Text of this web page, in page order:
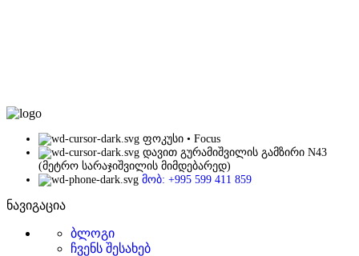
ფოკუსი • Focus
დავით გურამიშვილის გამზირი N43
(მეტრო სარაჯიშვილის მიმდებარედ)
მობ: +995 599 411 859
ნავიგაცია
ბლოგი
ჩვენს შესახებ